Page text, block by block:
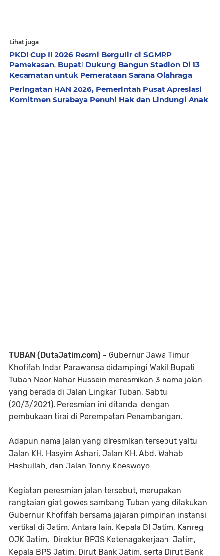
Lihat juga
PKDI Cup II 2026 Resmi Bergulir di SGMRP
Pamekasan, Bupati Dukung Bangun Stadion Di 13
Kecamatan untuk Pemerataan Sarana Olahraga
Peringatan HAN 2026, Pemerintah Pusat Apresiasi
Komitmen Surabaya Penuhi Hak dan Lindungi Anak
TUBAN (DutaJatim.com) - Gubernur Jawa Timur
Khofifah Indar Parawansa didampingi Wakil Bupati
Tuban Noor Nahar Hussein meresmikan 3 nama jalan
yang berada di Jalan Lingkar Tuban, Sabtu
(20/3/2021). Peresmian ini ditandai dengan
pembukaan tirai di Perempatan Penambangan.
Adapun nama jalan yang diresmikan tersebut yaitu
Jalan KH. Hasyim Ashari, Jalan KH. Abd. Wahab
Hasbullah, dan Jalan Tonny Koeswoyo.
Kegiatan peresmian jalan tersebut, merupakan
rangkaian giat gowes sambang Tuban yang dilakukan
Gubernur Khofifah bersama jajaran pimpinan instansi
vertikal di Jatim. Antara lain, Kepala BI Jatim, Kanreg
OJK Jatim, Direktur BPJS Ketenagakerjaan Jatim,
Kepala BPS Jatim, Dirut Bank Jatim, serta Dirut Bank